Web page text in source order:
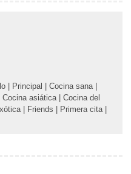
Principal Cocina sana|
Cocina asiática| Cocina del
| Friends Primera cita|